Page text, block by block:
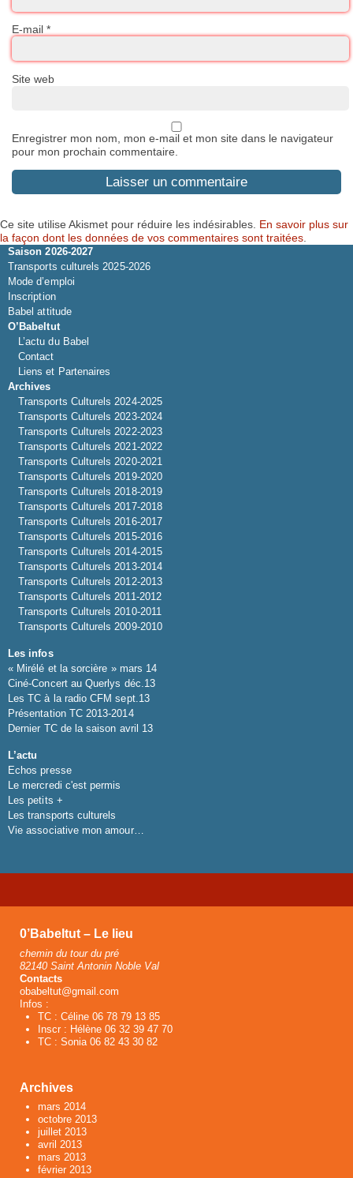
E-mail *
Site web
Enregistrer mon nom, mon e-mail et mon site dans le navigateur
pour mon prochain commentaire.
Ce site utilise Akismet pour réduire les indésirables. En savoir plus sur
la façon dont les données de vos commentaires sont traitées
Saison 2026-2027
Transports culturels 2025-2026
Mode d’emploi
Inscription
Babel attitude
O’Babeltut
L’actu du Babel
Contact
Liens et Partenaires
Archives
Transports Culturels 2024-2025
Transports Culturels 2023-2024
Transports Culturels 2022-2023
Transports Culturels 2021-2022
Transports Culturels 2020-2021
Transports Culturels 2019-2020
Transports Culturels 2018-2019
Transports Culturels 2017-2018
Transports Culturels 2016-2017
Transports Culturels 2015-2016
Transports Culturels 2014-2015
Transports Culturels 2013-2014
Transports Culturels 2012-2013
Transports Culturels 2011-2012
Transports Culturels 2010-2011
Transports Culturels 2009-2010
Les infos
« Mirélé et la sorcière » mars 14
Ciné-Concert au Querlys déc.13
Les TC à la radio CFM sept.13
Présentation TC 2013-2014
Dernier TC de la saison avril 13
L’actu
Echos presse
Le mercredi c'est permis
Les petits +
Les transports culturels
Vie associative mon amour…
0’Babeltut – Le lieu
chemin du tour du pré
82140 Saint Antonin Noble Val
Contacts
obabeltut@gmail.com
Infos :
TC : Céline 06 78 79 13 85
Inscr : Hélène 06 32 39 47 70
TC : Sonia 06 82 43 30 82
Archives
mars 2014
octobre 2013
juillet 2013
avril 2013
mars 2013
février 2013